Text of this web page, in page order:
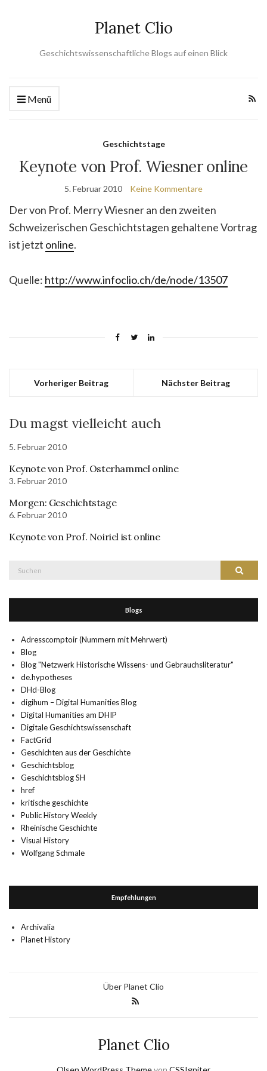
Planet Clio
Geschichtswissenschaftliche Blogs auf einen Blick
Menü
Geschichtstage
Keynote von Prof. Wiesner online
5. Februar 2010 Keine Kommentare
Der von Prof. Merry Wiesner an den zweiten
Schweizerischen Geschichtstagen gehaltene Vortrag
ist jetzt online.
Quelle: http://www.infoclio.ch/de/node/13507
Vorheriger Beitrag Nächster Beitrag
Du magst vielleicht auch
5. Februar 2010
Keynote von Prof. Osterhammel online
3. Februar 2010
Morgen: Geschichtstage
6. Februar 2010
Keynote von Prof. Noiriel ist online
Suchen
Blogs
Adresscomptoir (Nummern mit Mehrwert)
Blog
Blog "Netzwerk Historische Wissens- und Gebrauchsliteratur"
de.hypotheses
DHd-Blog
digihum – Digital Humanities Blog
Digital Humanities am DHIP
Digitale Geschichtswissenschaft
FactGrid
Geschichten aus der Geschichte
Geschichtsblog
Geschichtsblog SH
href
kritische geschichte
Public History Weekly
Rheinische Geschichte
Visual History
Wolfgang Schmale
Empfehlungen
Archivalia
Planet History
Über Planet Clio
Planet Clio